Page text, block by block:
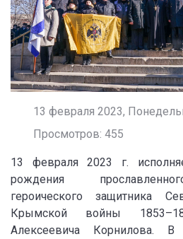
13 февраля 2023,
Просмотров: 455
13 февраля 2023 г.
рождения
героического защитника
Крымской войны
Алексеевича Корнилова.